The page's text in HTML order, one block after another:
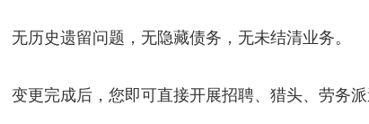
无历史遗留问题，无隐藏债务，无未结清业务。
变更完成后，您即可直接开展招聘、猎头、劳务派